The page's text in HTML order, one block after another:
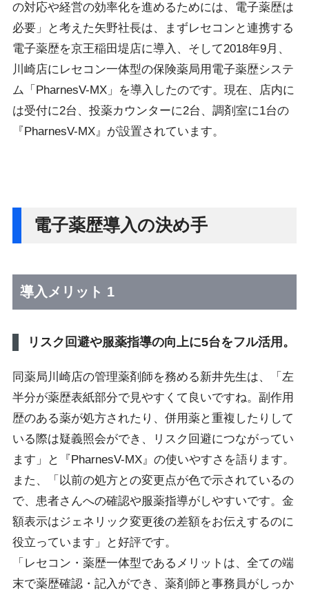
の対応や経営の効率化を進めるためには、電子薬歴は
必要」と考えた矢野社長は、まずレセコンと連携する
電子薬歴を京王稲田堤店に導入、そして2018年9月、
川崎店にレセコン一体型の保険薬局用電子薬歴システ
ム「PharnesV-MX」を導入したのです。現在、店内に
は受付に2台、投薬カウンターに2台、調剤室に1台の
『PharnesV-MX』が設置されています。
電子薬歴導入の決め手
導入メリット 1
リスク回避や服薬指導の向上に5台をフル活用。
同薬局川崎店の管理薬剤師を務める新井先生は、「左
半分が薬歴表紙部分で見やすくて良いですね。副作用
歴のある薬が処方されたり、併用薬と重複したりして
いる際は疑義照会ができ、リスク回避につながってい
ます」と『PharnesV-MX』の使いやすさを語ります。
また、「以前の処方との変更点が色で示されているの
で、患者さんへの確認や服薬指導がしやすいです。金
額表示はジェネリック変更後の差額をお伝えするのに
役立っています」と好評です。
「レセコン・薬歴一体型であるメリットは、全ての端
末で薬歴確認・記入ができ、薬剤師と事務員がしっか